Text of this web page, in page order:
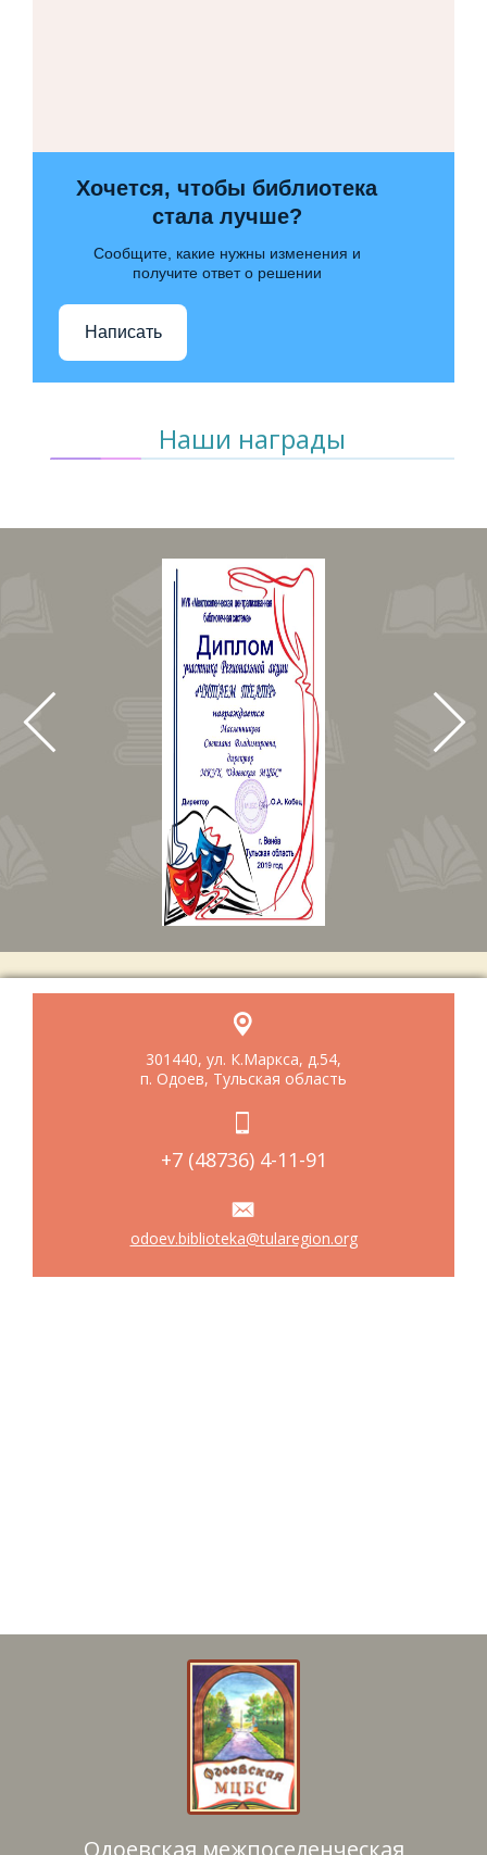
Хочется, чтобы библиотека
стала лучше?
Сообщите, какие нужны изменения и
получите ответ о решении
Написать
Наши награды
301440, ул. К.Маркса, д.54,
п. Одоев, Тульская область
+7 (48736) 4-11-91
odoev.biblioteka@tularegion.org